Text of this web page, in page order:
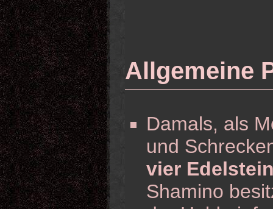
Allgemeine
Damals, als
und
vier
Shamino